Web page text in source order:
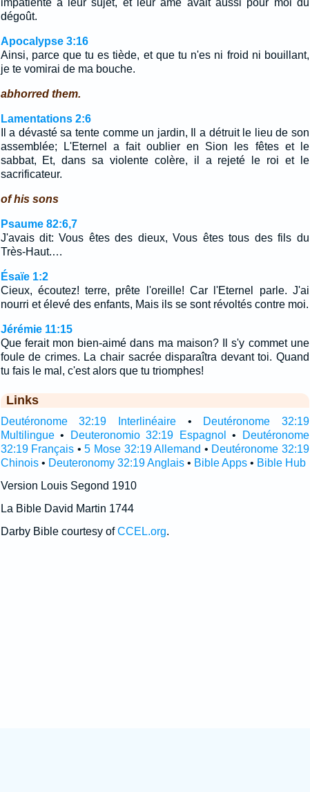
impatiente à leur sujet, et leur âme avait aussi pour moi du
dégoût.
Apocalypse 3:16
Ainsi, parce que tu es tiède, et que tu n'es ni froid ni bouillant,
je te vomirai de ma bouche.
abhorred them.
Lamentations 2:6
Il a dévasté sa tente comme un jardin, Il a détruit le lieu de son
assemblée; L'Eternel a fait oublier en Sion les fêtes et le
sabbat, Et, dans sa violente colère, il a rejeté le roi et le
sacrificateur.
of his sons
Psaume 82:6,7
J'avais dit: Vous êtes des dieux, Vous êtes tous des fils du
Très-Haut.…
Ésaïe 1:2
Cieux, écoutez! terre, prête l'oreille! Car l'Eternel parle. J'ai
nourri et élevé des enfants, Mais ils se sont révoltés contre moi.
Jérémie 11:15
Que ferait mon bien-aimé dans ma maison? Il s'y commet une
foule de crimes. La chair sacrée disparaîtra devant toi. Quand
tu fais le mal, c'est alors que tu triomphes!
Links
Deutéronome 32:19 Interlinéaire•
Deutéronome 32:19
Multilingue• Deuteronomio 32:19 Espagnol •
Deutéronome
32:19 Français •5 Mose 32:19 Allemand • Deutéronome 32:19
Chinois• Deuteronomy 32:19 Anglais• Bible Apps• Bible Hub
Version Louis Segond 1910
La Bible David Martin 1744
Darby Bible courtesy ofCCEL.org.